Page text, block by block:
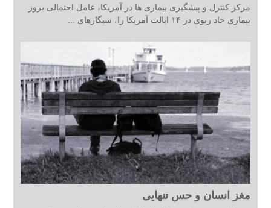
مرکز کنترل و پیشگیری بیماری ها در آمریکا، عامل احتمالی بروز
بیماری حاد ریوی در ۱۴ ایالت آمریکا را، سیگارهای ...
مغز انسان و حس تنهایی